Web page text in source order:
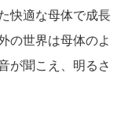
快適な母体で成長
の世界は母体のよ
が聞こえ、明るさ